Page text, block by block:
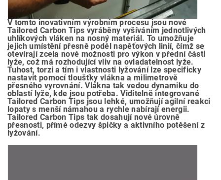
V tomto inovativním výrobním procesu jsou nové
Tailored Carbon Tips vyráběny vyšíváním jednotlivých
uhlíkových vláken na nosný materiál. To umožňuje
jejich umístění přesně podél napěťových linií, čímž se
otevírají zcela nové možnosti pro výkon v přední části
lyže, což má rozhodující vliv na ovladatelnost lyže.
Tuhost, torzi a tím i vlastnosti lyžování lze specificky
nastavit pomocí tloušťky vlákna a milimetrově
přesného vyrovnání. Vlákna tak vedou dynamiku do
oblastí lyže, kde jsou potřeba. Viditelně integrované
Tailored Carbon Tips jsou lehké, umožňují agilní reakci
lopaty s menší námahou a rychle nabírají energii.
Tailored Carbon Tips tak dosahují nové úrovně
přesnosti, přímé odezvy špičky a aktivního potěšení z
lyžování.